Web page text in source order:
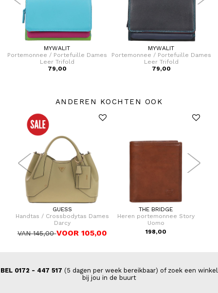
MYWALIT
Portemonnee / Portefuille Dames
Leer Trifold
79,00
MYWALIT
Portemonnee / Portefuille Dames
Leer Trifold
79,00
ANDEREN KOCHTEN OOK
GUESS
Handtas / Crossbodytas Dames
Darcy
VAN 145,00VOOR 105,00
THE BRIDGE
Heren portemonnee Story
Uomo
198,00
BEL 0172 - 447 517 (5 dagen per week bereikbaar) of zoek een winkel
bij jou in de buurt